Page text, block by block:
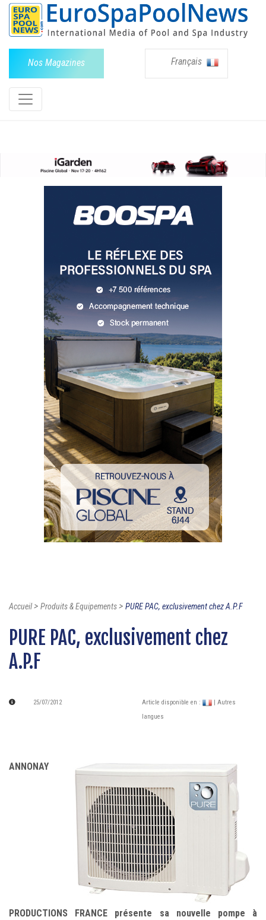
Nos Magazines Français
Accueil> Produits & Equipements> PURE PAC, exclusivement chez A.P.F
PURE PAC, exclusivement chez
A.P.F
25/07/2012 Article disponible en :
| Autres
langues
ANNONAY
PRODUCTIONS FRANCE présente sa nouvelle pompe à